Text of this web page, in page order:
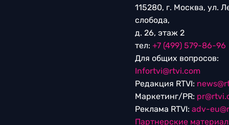
115280, г. Москва, ул.
слобода,
д. 26, этаж 2
тел: +7 (499) 579-86-96
Для общих вопросов:
Infortvi@rtvi.com
Редакция RTVI:
Маркетинг/PR:
Реклама RTVI: adv-
Партнерские